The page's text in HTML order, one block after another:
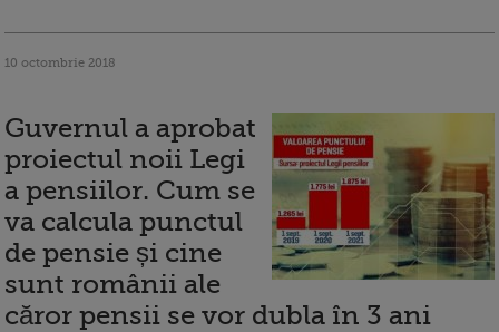
10 octombrie 2018
Guvernul a aprobat
proiectul noii Legi
a pensiilor. Cum se
va calcula punctul
de pensie și cine
sunt românii ale
căror pensii se vor dubla în 3 ani